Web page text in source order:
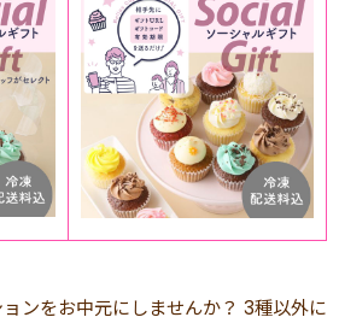
ンをお中元にしませんか？ 3種以外に